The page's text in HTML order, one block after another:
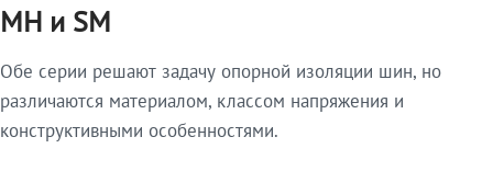
МН и SM
Обе серии решают задачу опорной изоляции шин, но
различаются материалом, классом напряжения и
конструктивными особенностями.